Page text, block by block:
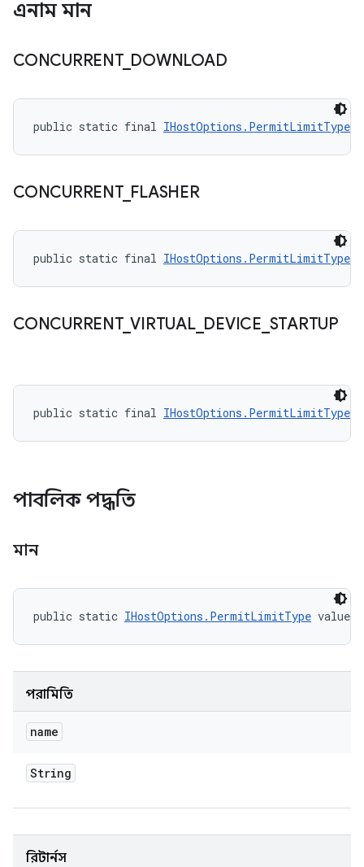
এনাম মান
CONCURRENT_ DOWNLOAD
public static final IHostOptions.PermitLimitType
CONCURRENT_ FLASHER
public static final IHostOptions.PermitLimitType
CONCURRENT_VIRTUAL_ DEVICE STARTUP
public static final IHostOptions.PermitLimitType
পাবলিক পদ্ধতি
মান
public static IHostOptions.PermitLimitType
পরামিতি
name
String
রিটার্নস